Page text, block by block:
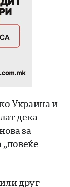
Украина и
дека
за
друг